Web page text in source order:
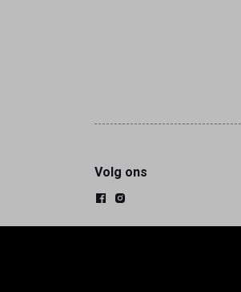
Volg ons